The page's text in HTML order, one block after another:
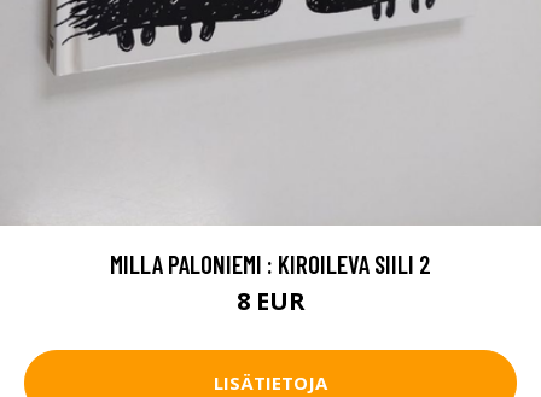
MILLA PALONIEMI : KIROILEVA SIILI 2
8 EUR
LISÄTIETOJA